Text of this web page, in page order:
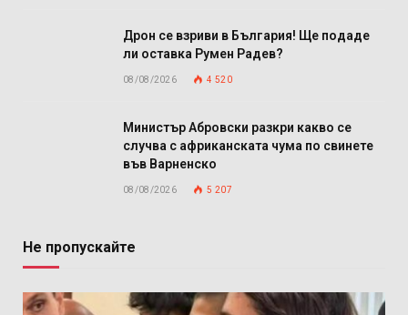
Дрон се взриви в България! Ще подаде
ли оставка Румен Радев?
08/08/2026 4 520
Министър Абровски разкри какво се
случва с африканската чума по свинете
във Варненско
08/08/2026 5 207
Не пропускайте